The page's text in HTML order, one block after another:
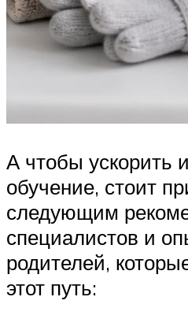
А чтобы ускорить
обучение, стоит
следующим
специалистов и
родителей,
этот путь: